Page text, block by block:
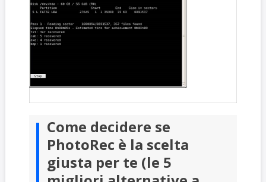
Come decidere se
PhotoRec è la scelta
giusta per te (le 5